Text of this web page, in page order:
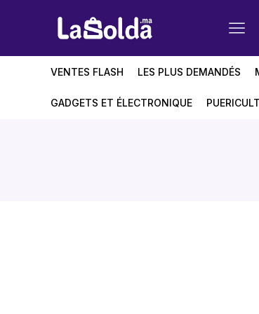
VENTES FLASH LES PLUS DEMANDÉS
GADGETS ET ÉLECTRONIQUE